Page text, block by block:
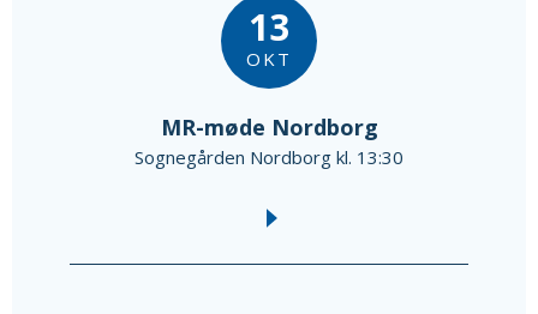
13
OKT
MR-møde Nordborg
Sognegården Nordborg kl. 13:30